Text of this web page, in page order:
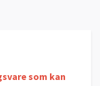
som kan